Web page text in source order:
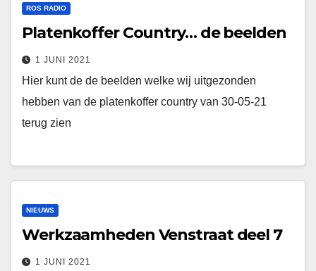
ROS RADIO
Platenkoffer Country… de beelden
1 JUNI 2021
Hier kunt de de beelden welke wij uitgezonden
hebben van de platenkoffer country van 30-05-21
terug zien
NIEUWS
Werkzaamheden Venstraat deel 7
1 JUNI 2021